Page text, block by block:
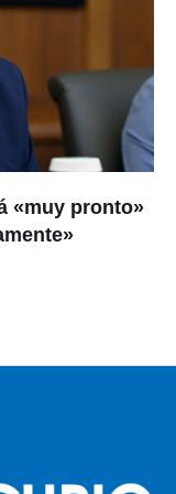
«muy pronto»